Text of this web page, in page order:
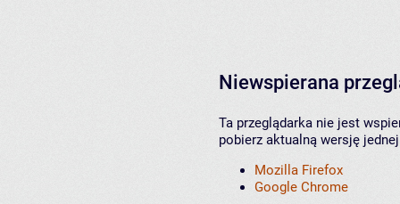
Niewspierana
Ta przeglądarka nie jest
pobierz aktualną wersję
Mozilla Firefox
Google Chrome